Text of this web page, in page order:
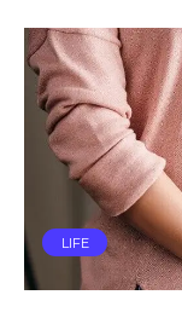
LIFE